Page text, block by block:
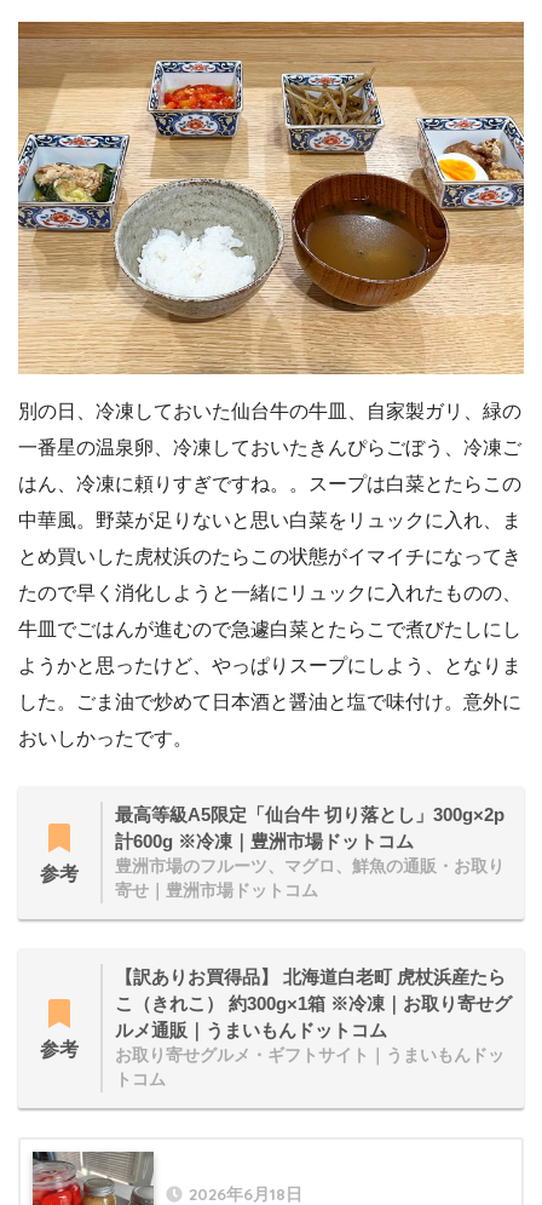
別の日、冷凍しておいた仙台牛の牛皿、自家製ガリ、緑の
一番星の温泉卵、冷凍しておいたきんぴらごぼう、冷凍ご
はん、冷凍に頼りすぎですね。。スープは白菜とたらこの
中華風。野菜が足りないと思い白菜をリュックに入れ、ま
とめ買いした虎杖浜のたらこの状態がイマイチになってき
たので早く消化しようと一緒にリュックに入れたものの、
牛皿でごはんが進むので急遽白菜とたらこで煮びたしにし
ようかと思ったけど、やっぱりスープにしよう、となりま
した。ごま油で炒めて日本酒と醤油と塩で味付け。意外に
おいしかったです。
参考
最高等級A5限定「仙台牛 切り落とし」300g×2p
計600g ※冷凍｜豊洲市場ドットコム
豊洲市場のフルーツ、マグロ、鮮魚の通販・お取り
寄せ｜豊洲市場ドットコム
参考
【訳ありお買得品】 北海道白老町 虎杖浜産たら
こ（きれこ） 約300g×1箱 ※冷凍｜お取り寄せグ
ルメ通販｜うまいもんドットコム
お取り寄せグルメ・ギフトサイト｜うまいもんドッ
トコム
2026年6月18日